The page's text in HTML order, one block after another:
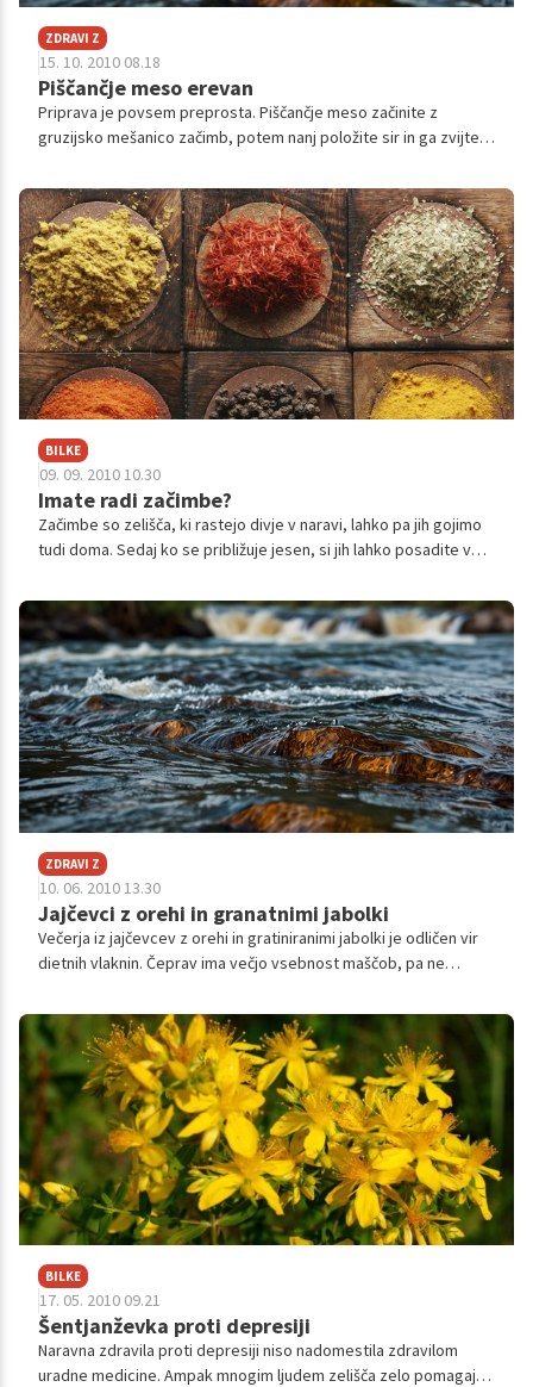
ZDRAVI Z
15. 10. 2010 08.18
Piščančje meso erevan
Priprava je povsem preprosta. Piščančje meso začinite z
gruzijsko mešanico začimb, potem nanj položite sir in ga zvijte
BILKE
09. 09. 2010 10.30
Imate radi začimbe?
Začimbe so zelišča, ki rastejo divje v naravi, lahko pa jih gojimo
tudi doma. Sedaj ko se približuje jesen, si jih lahko posadite v
okras in dodatek jedem.
ZDRAVI Z
10. 06. 2010 13.30
Jajčevci z orehi in granatnimi jabolki
Večerja iz jajčevcev z orehi in gratiniranimi jabolki je odličen vir
dietnih vlaknin. Čeprav ima večjo vsebnost maščob, pa ne
BILKE
17. 05. 2010 09.21
Šentjanževka proti depresiji
Naravna zdravila proti depresiji niso nadomestila zdravilom
uradne medicine. Ampak mnogim ljudem zelišča zelo pomagajo